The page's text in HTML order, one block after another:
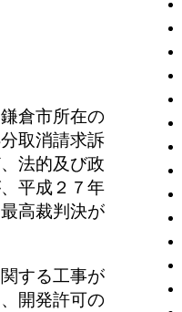
倉市所在の
取消請求訴
法的及び政
平成２７年
高裁判決が
する工事が
開発許可の